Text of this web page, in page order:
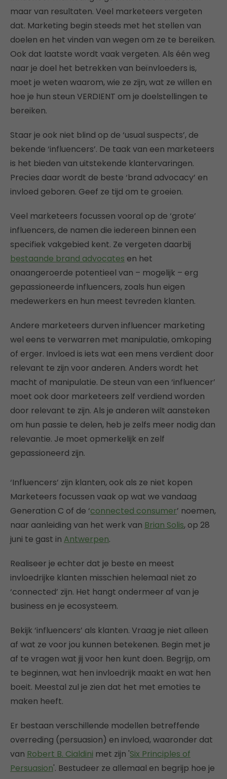
maar van resultaten. Veel marketeers vergeten
dat. Marketing begin steeds met het stellen van
doelen en het vinden van wegen om ze te bereiken.
Ook dat laatste wordt vaak vergeten. Als één weg
naar je doel het betrekken van beïnvloeders is,
moet je weten waarom, wie ze zijn, wat ze willen en
hoe je hun steun VERDIENT om je doelstellingen te
bereiken.
Staar je ook niet blind op de ‘usual suspects’, de
bekende ‘influencers’. De taak van een marketeers
is het bieden van uitstekende klantervaringen.
Precies daar wordt de beste ‘brand advocacy’ en
invloed geboren. Geef ze tijd om te groeien.
Veel marketeers focussen vooral op de ‘grote’
influencers, de namen die iedereen binnen een
specifiek vakgebied kent. Ze vergeten daarbij
bestaande brand advocates en het
onaangeroerde potentieel van – mogelijk – erg
gepassioneerde influencers, zoals hun eigen
medewerkers en hun meest tevreden klanten.
Andere marketeers durven influencer marketing
wel eens te verwarren met manipulatie, omkoping
of erger. Invloed is iets wat een mens verdient door
relevant te zijn voor anderen. Anders wordt het
macht of manipulatie. De steun van een ‘influencer’
moet ook door marketeers zelf verdiend worden
door relevant te zijn. Als je anderen wilt aansteken
om hun passie te delen, heb je zelfs meer nodig dan
relevantie. Je moet opmerkelijk en zelf
gepassioneerd zijn.
‘Influencers’ zijn klanten, ook als ze niet kopen
Marketeers focussen vaak op wat we vandaag
Generation C of de ‘connected consumer’ noemen,
naar aanleiding van het werk van Brian Solis, op 28
juni te gast in Antwerpen.
Realiseer je echter dat je beste en meest
invloedrijke klanten misschien helemaal niet zo
‘connected’ zijn. Het hangt ondermeer af van je
business en je ecosysteem.
Bekijk ‘influencers’ als klanten. Vraag je niet alleen
af wat ze voor jou kunnen betekenen. Begin met je
af te vragen wat jij voor hen kunt doen. Begrijp, om
te beginnen, wat hen invloedrijk maakt en wat hen
boeit. Meestal zul je zien dat het met emoties te
maken heeft.
Er bestaan verschillende modellen betreffende
overreding (persuasion) en invloed, waaronder dat
van Robert B. Cialdini met zijn 'Six Principles of
Persuasion'. Bestudeer ze allemaal en begrijp hoe je